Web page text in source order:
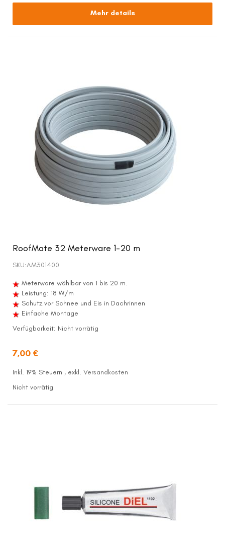
Mehr details
RoofMate 32 Meterware 1-20 m
SKU:AM301400
Meterware wählbar von 1 bis 20 m.
Leistung: 18 W/m
Schutz vor Schnee und Eis in Dachrinnen
Einfache Montage
Verfügbarkeit: Nicht vorrätig
7,00 €
Inkl. 19% Steuern , exkl. Versandkosten
Nicht vorrätig